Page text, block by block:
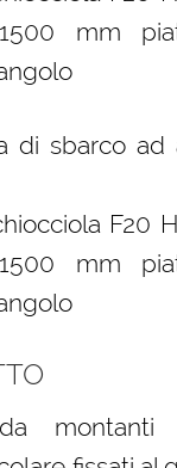
di sbarco ad
montanti